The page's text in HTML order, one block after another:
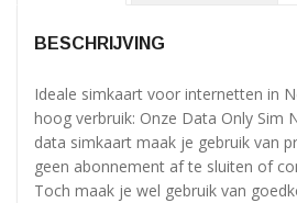
BESCHRIJVING
Ideale simkaart voor internetten in
hoog verbruik: Onze Data Only Sim
data simkaart maak je gebruik van
geen abonnement af te sluiten of
Toch maak je wel gebruik van